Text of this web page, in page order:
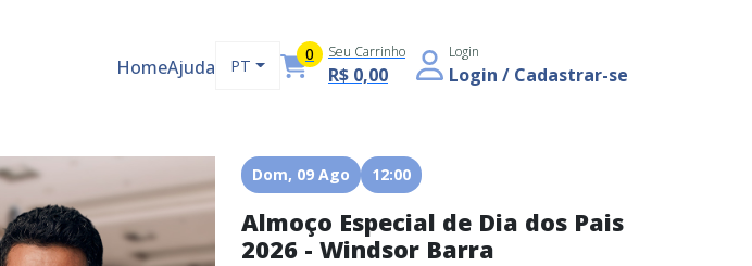
HomeAjuda PT
0 Seu Carrinho
R$ 0,00
Login
Login / Cadastrar-se
Dom, 09 Ago 12:00
Almoço Especial de Dia dos Pais
2026 - Windsor Barra